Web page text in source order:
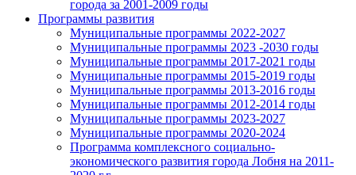
города за 2001-2009 годы
Программы развития
Муниципальные программы 2022-2027
Муниципальные программы 2023 -2030 годы
Муниципальные программы 2017-2021 годы
Муниципальные программы 2015-2019 годы
Муниципальные программы 2013-2016 годы
Муниципальные программы 2012-2014 годы
Муниципальные программы 2023-2027
Муниципальные программы 2020-2024
Программа комплексного социально-
экономического развития города Лобня на 2011-